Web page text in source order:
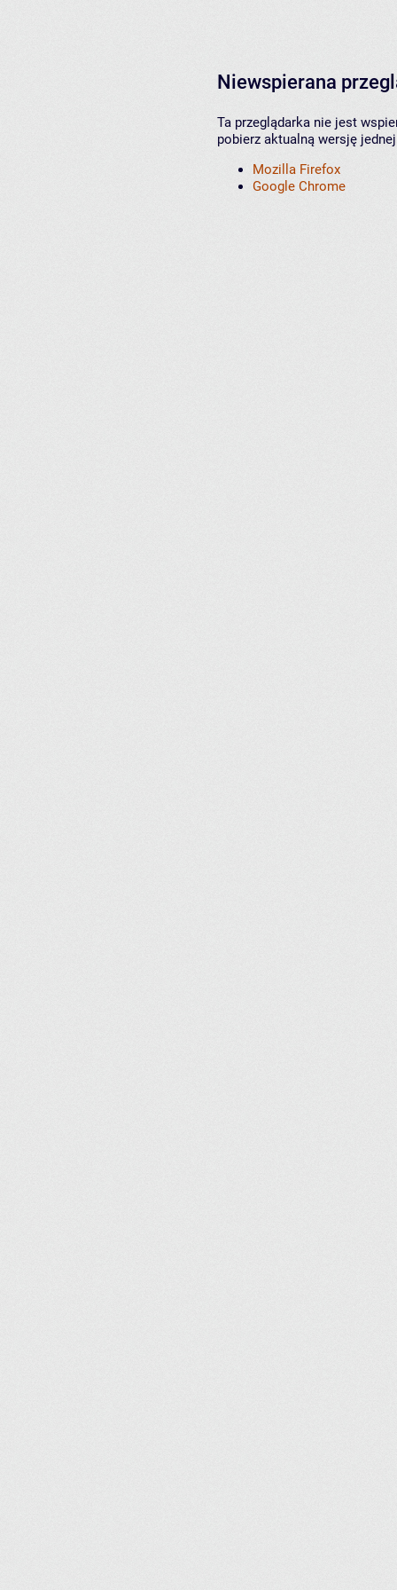
Niewspierana
Ta przeglądarka nie jest
pobierz aktualną wersję
Mozilla Firefox
Google Chrome